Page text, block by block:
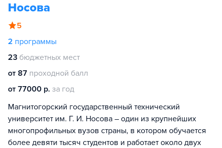
Носова
5
2 программы
23 бюджетных мест
от 87 проходной балл
от 77000 р. за год
Магнитогорский государственный технический
университет им. Г. И. Носова – один из крупнейших
многопрофильных вузов страны, в котором обучается
более девяти тысяч студентов и работает около двух